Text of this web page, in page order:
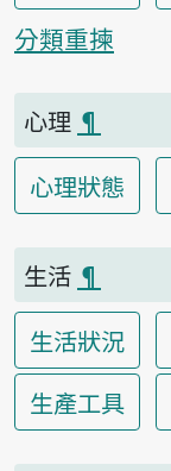
分類重揀
心理 ¶
心理狀態
生活 ¶
生活狀況
生產工具